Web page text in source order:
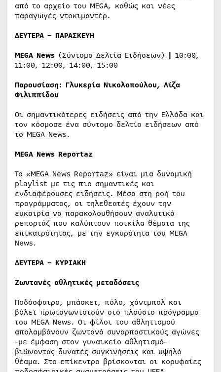
από το αρχείο του MEGA, καθώς και νέες
παραγωγές ντοκιμαντέρ.
ΔΕΥΤΕΡΑ – ΠΑΡΑΣΚΕΥΗ
MEGA News (Σύντομα Δελτία Ειδήσεων) | 10:00,
11:00, 12:00, 14:00, 15:00
Παρουσίαση: Γλυκερία Νικολοπούλου, Λίζα
Φιλιππίδου
Οι σημαντικότερες ειδήσεις από την Ελλάδα και
τον κόσμοσε ένα σύντομο δελτίο ειδήσεων από
το MEGA News.
MEGA News Reportaz
Το «MEGA News Reportaz» είναι μια δυναμική
playlist με τις πιο σημαντικές και
ενδιαφέρουσες ειδήσεις. Μέσα στη ροή του
προγράμματος, οι τηλεθεατές έχουν την
ευκαιρία να παρακολουθήσουν αναλυτικά
ρεπορτάζ που καλύπτουν ποικίλα θέματα της
επικαιρότητας, με την εγκυρότητα του MEGA
News.
ΔΕΥΤΕΡΑ – ΚΥΡΙΑΚΗ
Ζωντανές αθλητικές μεταδόσεις
Ποδόσφαιρο, μπάσκετ, πόλο, χάντμπολ και
βόλεϊ πρωταγωνιστούν στο πλούσιο πρόγραμμα
του MEGA News. Οι φίλοι του αθλητισμού
απολαμβάνουν ζωντανά συναρπαστικούς αγώνες
-με έμφαση στον γυναικείο αθλητισμό-
βιώνοντας δυνατές συγκινήσεις και υψηλό
θέαμα. Στο επίκεντρο βρίσκονται οι κορυφαίες